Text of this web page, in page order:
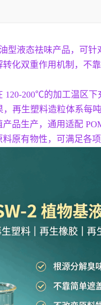
型液态祛味产品，可
化双重作用机制，不
200℃的加工温区
再生塑料造粒体系每
品生产，通用适配
原有物性，可满足各